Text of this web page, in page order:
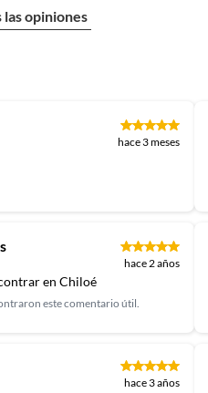
opiniones
hace 3 meses
hace 2 años
en Chiloé
este comentario útil.
hace 3 años